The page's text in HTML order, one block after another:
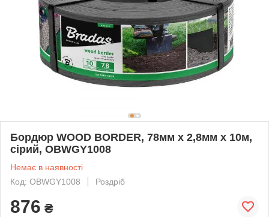
Бордюр WOOD BORDER, 78мм х 2,8мм х 10м,
сірий, OBWGY1008
Немає в наявності
Код: OBWGY1008
Роздріб
876 ₴